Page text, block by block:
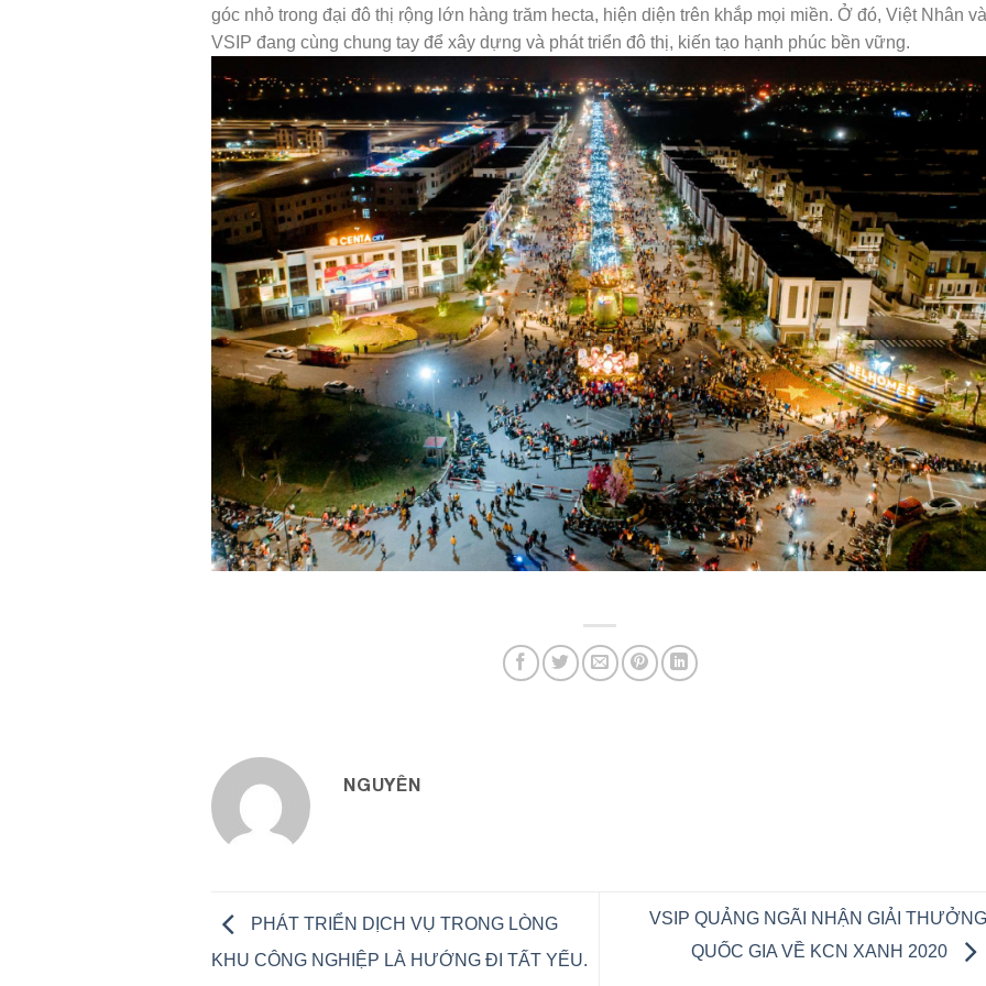
góc nhỏ trong đại đô thị rộng lớn hàng trăm hecta, hiện diện trên khắp mọi miền. Ở đó, Việt Nhân và
VSIP đang cùng chung tay để xây dựng và phát triển đô thị, kiến tạo hạnh phúc bền vững.
NGUYÊN
PHÁT TRIỂN DỊCH VỤ TRONG LÒNG
KHU CÔNG NGHIỆP LÀ HƯỚNG ĐI TẤT YẾU.
VSIP QUẢNG NGÃI NHẬN GIẢI THƯỞNG
QUỐC GIA VỀ KCN XANH 2020